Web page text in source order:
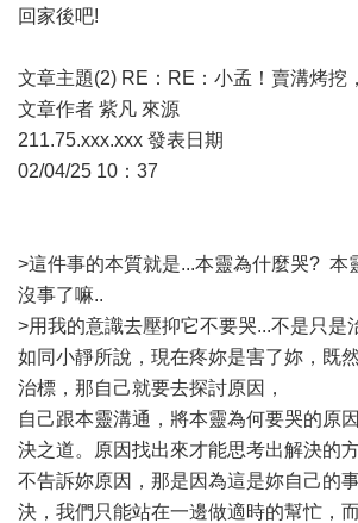
回家後吧!
文章主題(2) RE：RE：小孟！賣溝烤挖
文章作者 紫凡 來源
211.75.xxx.xxx 發表日期
02/04/25 10：37
>這件事的本質就是...本靈為什麼哭? 本
沒事了嘛..
>用我的意識去壓抑它不要哭...不是只是
如同小靜所說，現在疼妳是害了妳，既
治標，那自己就要去探討原因，
自己跟本靈溝通，將本靈為何要哭的原
決之道。原因找出來才能思考出解決的
不告訴妳原因，那是因為這是妳自己的
決，我們只能站在一邊做適時的幫忙，